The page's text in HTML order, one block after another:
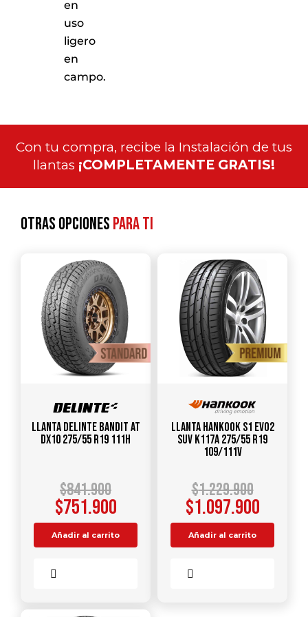
en
uso
ligero
en
campo.
Con tu compra, recibe la Instalación de tus
llantas ¡COMPLETAMENTE GRATIS!
Otras opcionespara ti
Llanta DELINTE Bandit AT
DX10 275/55 R19 111H
$841.900
$751.900
Añadir al carrito
Llanta HANKOOK S1 Evo2
SUV K117A 275/55 R19
109/111V
$1.229.900
$1.097.900
Añadir al carrito